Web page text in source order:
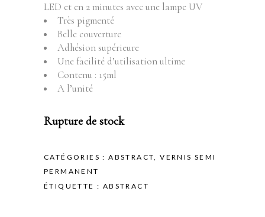
LED et en 2 minutes avec une lampe UV
Très pigmenté
Belle couverture
Adhésion supérieure
Une facilité d’utilisation ultime
Contenu : 15ml
A l’unité
Rupture de stock
CATÉGORIES :ABSTRACT,VERNIS SEMI
PERMANENT
ÉTIQUETTE : ABSTRACT